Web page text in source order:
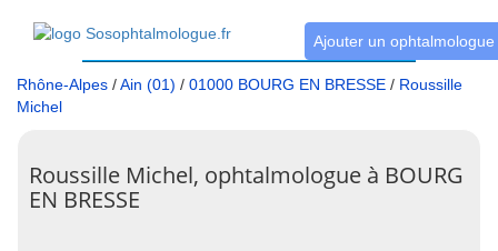
Ajouter un ophtalmologue
Rhône-Alpes /Ain (01) / 01000 BOURG EN BRESSE / Roussille
Michel
Roussille Michel, ophtalmologue à BOURG
EN BRESSE